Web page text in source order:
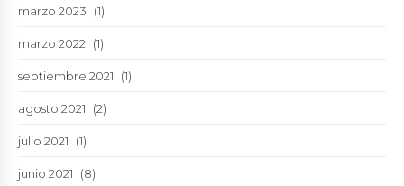
marzo 2023 (1)
marzo 2022 (1)
septiembre 2021 (1)
agosto 2021 (2)
julio 2021 (1)
junio 2021 (8)